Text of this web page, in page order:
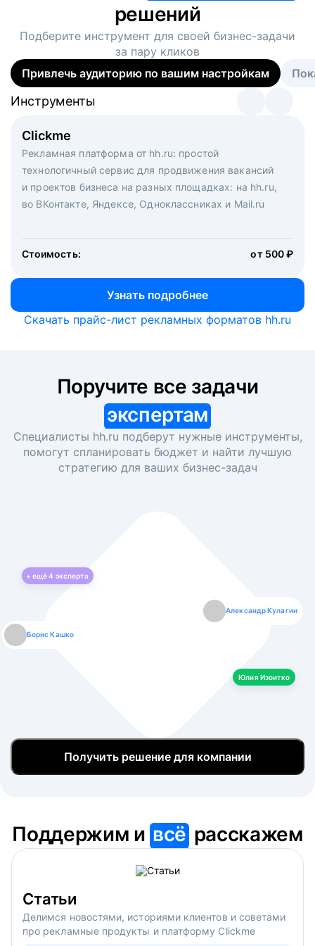
решений
Подберите инструмент для своей бизнес-задачи
за пару кликов
Привлечь аудиторию по вашим настройкам
Clickme
Рекламная платформа от hh.ru: простой
технологичный сервис для продвижения вакансий
и проектов бизнеса на разных площадках: на hh.ru,
во ВКонтакте, Яндексе, Одноклассниках и Mail.ru
Стоимость: от 500 ₽
Узнать подробнее
Инструменты
Вакансия дня
Рекламный формат для вакансий на главной странице
hh.ru. Увеличивает количество откликов
Инструменты
Массовый подбор под ключ. Решите, сколько
кандидатов и когда вам нужно, и за дело возьмутся
маркетологи, рекрутеры и проектные менеджеры
hh.ru с целым набором digital-инструментов
Инструменты
Скачать прайс-лист рекламных форматов hh.ru
экспертам
Специалисты hh.ru подберут нужные инструменты,
помогут спланировать бюджет и найти лучшую
стратегию для ваших бизнес-задач
+ ещё4 эксперта
Борис Кашко
Александр Кулагин
Юлия Изоитко
Юлия Изоитко
Даниил Макаров
Александр Кулагин
Екатерина Лазаренко
Даниил Макаров
Борис Кашко
Екатерина Лазаренко
Юлия Изоитко
Получить решение для компании
Поддержим ивсё расскажем
Статьи
Делимся новостями, историями клиентов и советами
про рекламные продукты и платформу Clickme